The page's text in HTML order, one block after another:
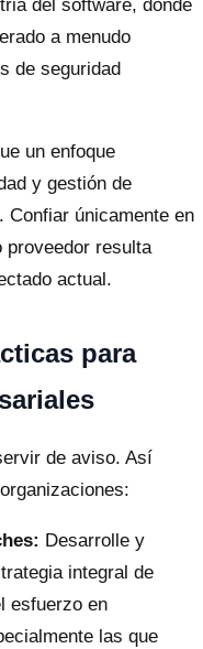
del software, donde
a menudo
de seguridad
un enfoque
y gestión de
únicamente en
proveedor resulta
actual.
para
de aviso. Así
Desarrolle y
integral de
esfuerzo en
las que